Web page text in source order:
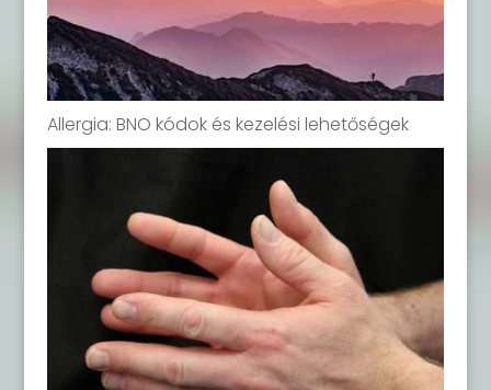
Allergia: BNO kódok és kezelési lehetőségek